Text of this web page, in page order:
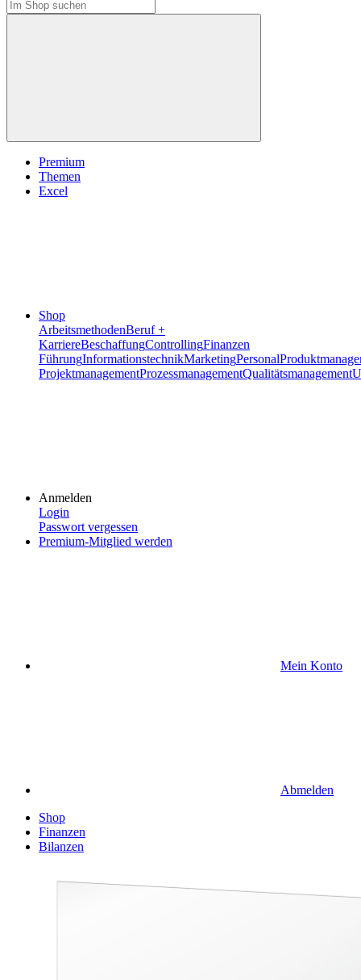
Premium
Themen
Excel
Shop
ArbeitsmethodenBeruf +
KarriereBeschaffungControllingFinanzen
FührungInformationstechnikMarketingPersonal
ProjektmanagementProzessmanagementQualitätsmanagement
Anmelden
Login
Passwort vergessen
Premium-Mitglied werden
Mein Konto
Abmelden
Shop
Finanzen
Bilanzen